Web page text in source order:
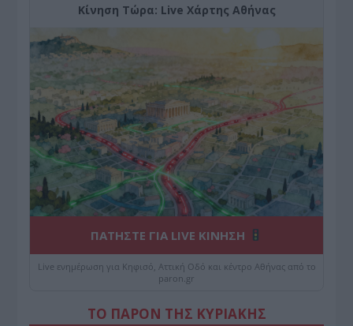
Κίνηση Τώρα: Live Χάρτης Αθήνας
ΠΑΤΗΣΤΕ ΓΙΑ LIVE ΚΙΝΗΣΗ
Live ενημέρωση για Κηφισό, Αττική Οδό και κέντρο Αθήνας από το
paron.gr
ΤΟ ΠΑΡΟΝ ΤΗΣ ΚΥΡΙΑΚΗΣ